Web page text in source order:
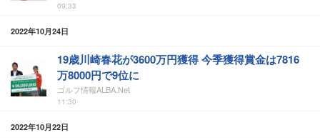
09:33
2022年10月24日
19歳川崎春花が3600万円獲得 今季獲得賞金は7816
万8000円で9位に
ゴルフ情報ALBA.Net
11:30
2022年10月22日